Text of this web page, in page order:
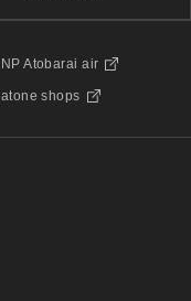
NP Atobarai air
atone shops